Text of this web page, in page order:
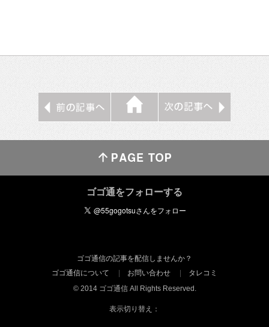
ゴゴ通をフォローする
ゴゴ通信の記事を配信しませんか？
ゴゴ通信について
お問い合わせ
タレコミ
© 2014 ゴゴ通信 All Rights Reserved.
表示切り替え：